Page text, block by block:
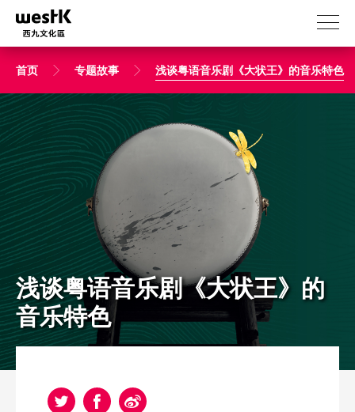
到
内
容
首页 专题故事 浅谈粤语音乐剧《大状王》的音乐特色
浅谈粤语音乐剧《大状王》的
音乐特色